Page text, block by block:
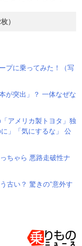
）
プに乗ってみた！（写
が突出」？ 一体なぜな
アメリカ製トヨタ」独
」「気にするな」 公
ちゃら 悪路走破性ナ
古い？ 驚きの”意外す